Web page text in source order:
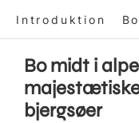
Introduktion
Bo midt i
bjergsøer